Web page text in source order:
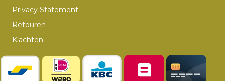
Privacy Statement
Retouren
Klachten